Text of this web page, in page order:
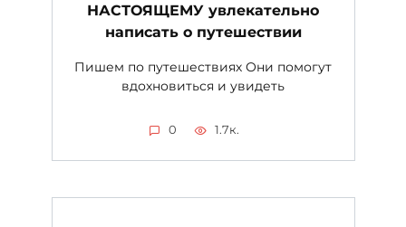
НАСТОЯЩЕМУ увлекательно
написать о путешествии
Пишем по путешествиях Они помогут
вдохновиться и увидеть
0 1.7к.